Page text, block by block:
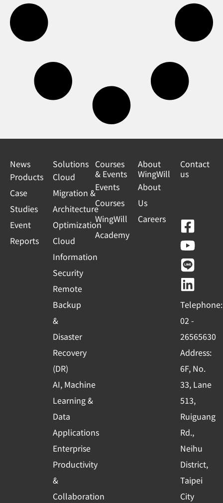
News
Products
Case
Studies
Event
Reports
Solutions
Cloud
Migration &
Architecture
Optimization
Cloud
Information
Security
Remote
Backup
&
Disaster
Recovery
(DR)
AI, Machine
Learning &
Data
Applications
Enterprise
Productivity
&
Collaboration
Courses
& Events
Events
Courses
WingWill
Academy
About
WingWill
About
Us
Careers
Contact
us
F
a
c
e
b
o
o
k
-
s
q
u
a
r
e
Y
o
u
t
u
b
e
L
i
n
e
L
i
n
k
e
d
i
n
Telephone:
02 -
26565630
Address:
6F, No.
33, Lane
513,
Ruiguang
Rd.,
Neihu
District,
Taipei
City